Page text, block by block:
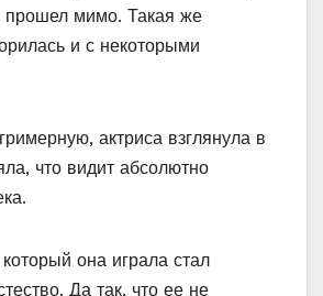
прошел мимо. Такая же
и с некоторыми
актриса взглянула в
что видит абсолютно
она играла стал
Да так, что ее не